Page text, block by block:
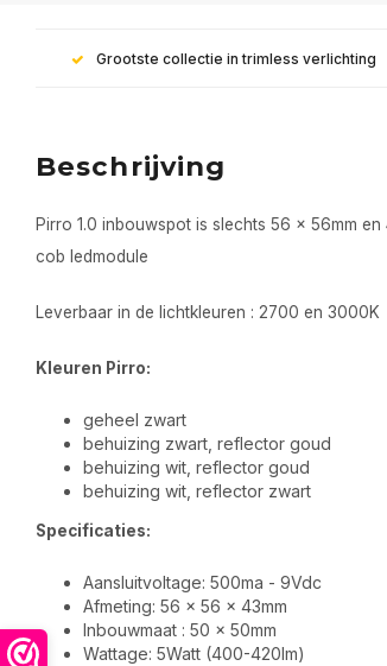
Grootste collectie in trimless verlichting
Beschrijving
Pirro 1.0 inbouwspot is slechts 56 x 56mm
cob ledmodule
Leverbaar in de lichtkleuren : 2700 en
Kleuren Pirro:
geheel zwart
behuizing zwart, reflector goud
behuizing wit, reflector goud
behuizing wit, reflector zwart
Specificaties:
Aansluitvoltage: 500ma - 9Vdc
Afmeting: 56 x 56 x 43mm
Inbouwmaat : 50 x 50mm
Wattage: 5Watt (400-420lm)